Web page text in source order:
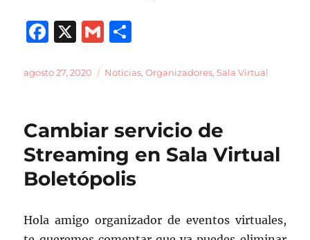
F
c
b
o
o
k
X
G
ai m
a
rt
ir
Publicado
agosto 27, 2020 Categorías
Noticias,Organizadores,Sala Virtual
Cambiar servicio de
Streaming en Sala Virtual
Boletópolis
Hola amigo organizador de eventos virtuales,